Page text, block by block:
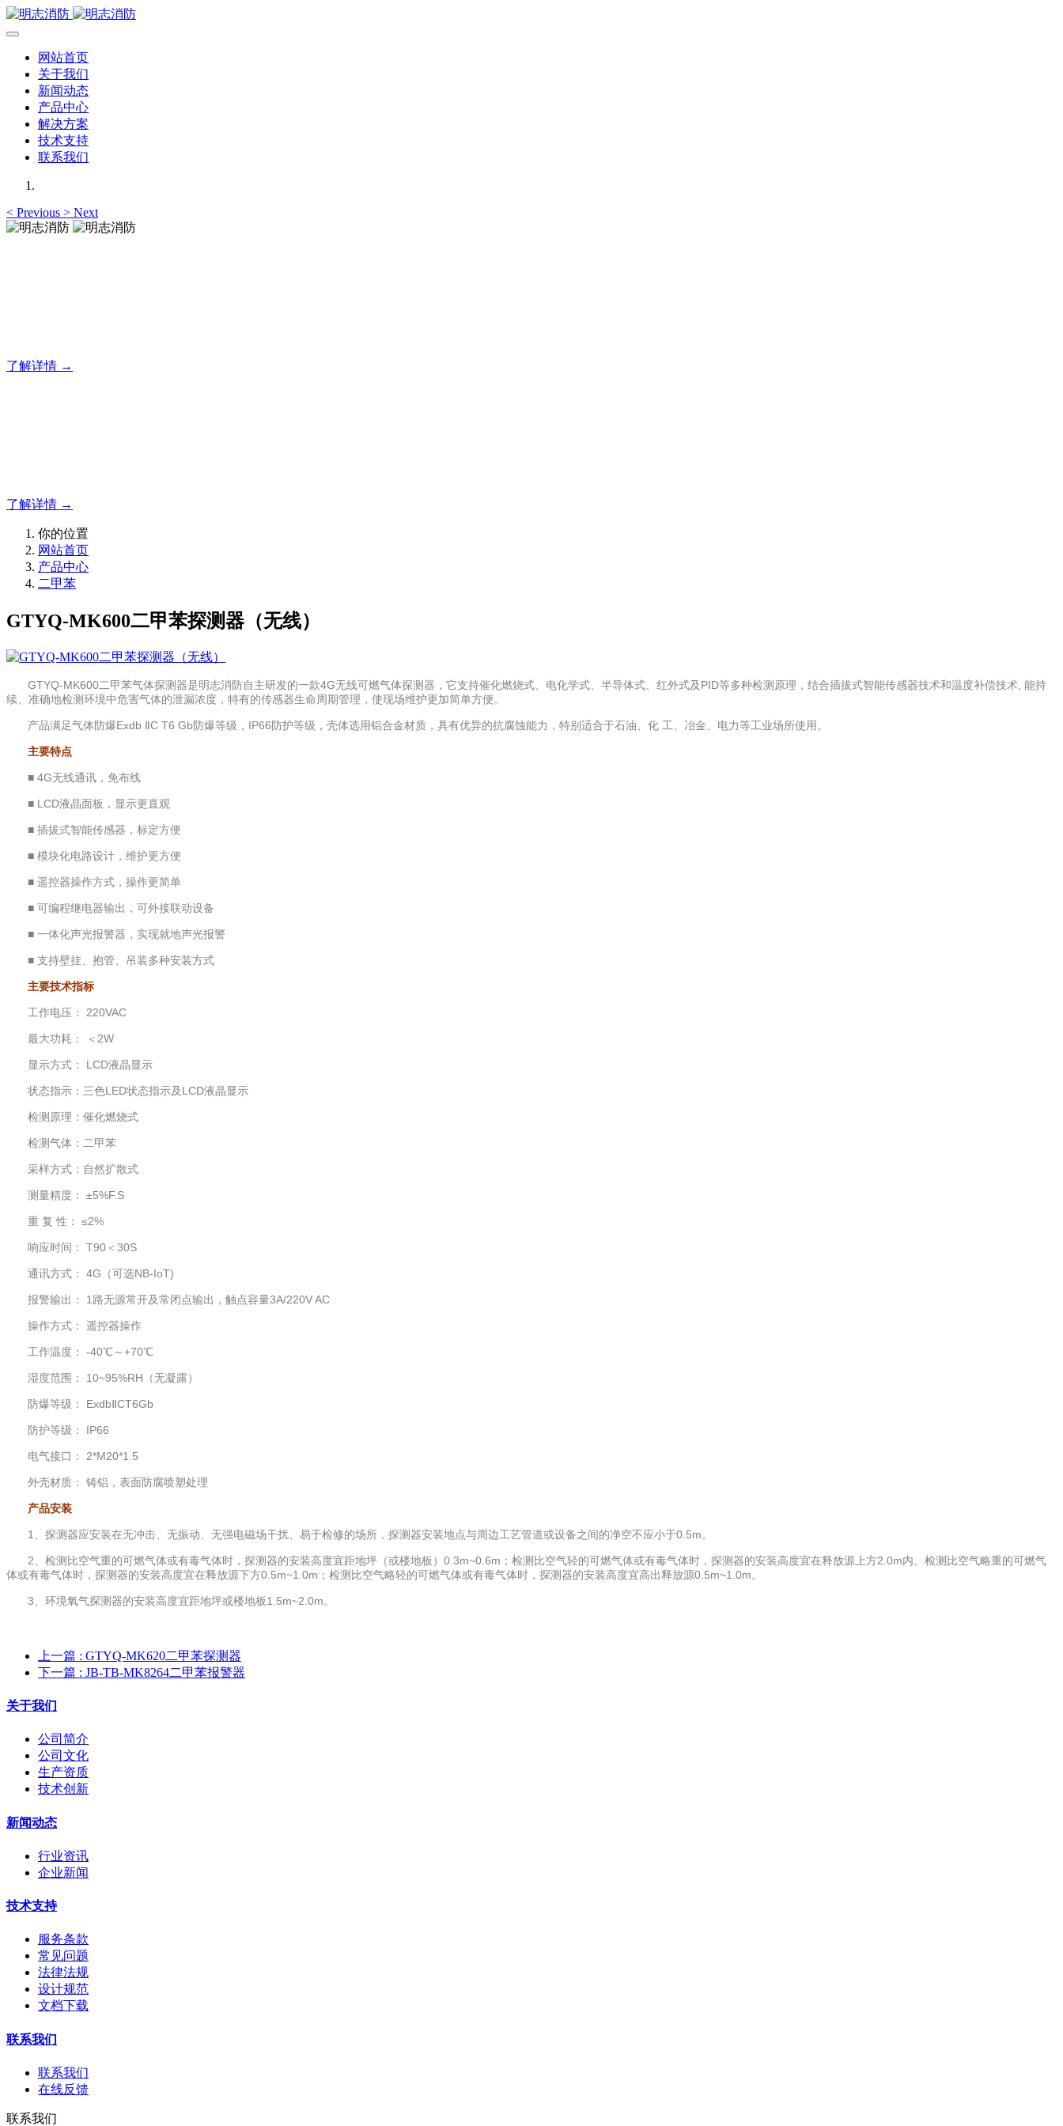
网站首页
关于我们
新闻动态
产品中心
解决方案
技术支持
联系我们
< Previous > Next
了解详情 →
了解详情 →
你的位置
网站首页
产品中心
二甲苯
GTYQ-MK600二甲苯探测器（无线）
GTYQ-MK600二甲苯气体探测器是明志消防自主研发的一款4G无线可燃气体探测器，它支持催化燃烧式、电化学式、半导体式、红外式及PID等多种检测原理，结合插拔式智能传感器技术和温度补偿技术, 能持
续、准确地检测环境中危害气体的泄漏浓度，特有的传感器生命周期管理，使现场维护更加简单方便。
产品满足气体防爆Exdb ⅡC T6 Gb防爆等级，IP66防护等级，壳体选用铝合金材质，具有优异的抗腐蚀能力，特别适合于石油、化 工、冶金、电力等工业场所使用。
主要特点
■ 4G无线通讯，免布线
■ LCD液晶面板，显示更直观
■ 插拔式智能传感器，标定方便
■ 模块化电路设计，维护更方便
■ 遥控器操作方式，操作更简单
■ 可编程继电器输出，可外接联动设备
■ 一体化声光报警器，实现就地声光报警
■ 支持壁挂、抱管、吊装多种安装方式
主要技术指标
工作电压： 220VAC
最大功耗： ＜2W
显示方式： LCD液晶显示
状态指示：三色LED状态指示及LCD液晶显示
检测原理：催化燃烧式
检测气体：二甲苯
采样方式：自然扩散式
测量精度： ±5%F.S
重 复 性： ≤2%
响应时间： T90＜30S
通讯方式： 4G（可选NB-IoT)
报警输出： 1路无源常开及常闭点输出，触点容量3A/220V AC
操作方式： 遥控器操作
工作温度： -40℃～+70℃
湿度范围： 10~95%RH（无凝露）
防爆等级： ExdbⅡCT6Gb
防护等级： IP66
电气接口： 2*M20*1.5
外壳材质： 铸铝，表面防腐喷塑处理
产品安装
1、探测器应安装在无冲击、无振动、无强电磁场干扰、易于检修的场所，探测器安装地点与周边工艺管道或设备之间的净空不应小于0.5m。
2、检测比空气重的可燃气体或有毒气体时，探测器的安装高度宜距地坪（或楼地板）0.3m~0.6m；检测比空气轻的可燃气体或有毒气体时，探测器的安装高度宜在释放源上方2.0m内。检测比空气略重的可燃气
体或有毒气体时，探测器的安装高度宜在释放源下方0.5m~1.0m；检测比空气略轻的可燃气体或有毒气体时，探测器的安装高度宜高出释放源0.5m~1.0m。
3、环境氧气探测器的安装高度宜距地坪或楼地板1.5m~2.0m。
上一篇 : GTYQ-MK620二甲苯探测器
下一篇 : JB-TB-MK8264二甲苯报警器
关于我们
公司简介
公司文化
生产资质
技术创新
新闻动态
行业资讯
企业新闻
技术支持
服务条款
常见问题
法律法规
设计规范
文档下载
联系我们
联系我们
在线反馈
联系我们